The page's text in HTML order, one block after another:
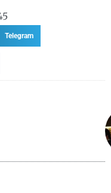
Telegram